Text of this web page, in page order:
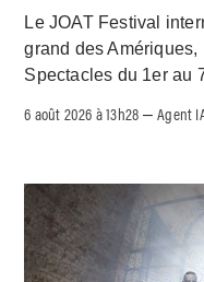
Le JOAT Festival
grand des
Spectacles du 1er au
6 août 2026 à 13h28 –Agent